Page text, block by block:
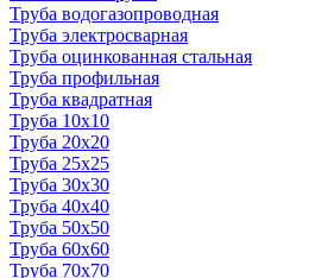
Труба водогазопроводная
Труба электросварная
Труба оцинкованная стальная
Труба профильная
Труба квадратная
Труба 10x10
Труба 20x20
Труба 25x25
Труба 30x30
Труба 40x40
Труба 50x50
Труба 60x60
Труба 70x70